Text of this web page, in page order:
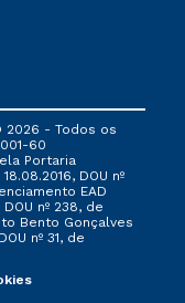
não tenham
em uma das
e
campanha
2026 - Todos os
60
Portaria
DOU nº
EAD
nº 238, de
Bento Gonçalves
nº 31, de